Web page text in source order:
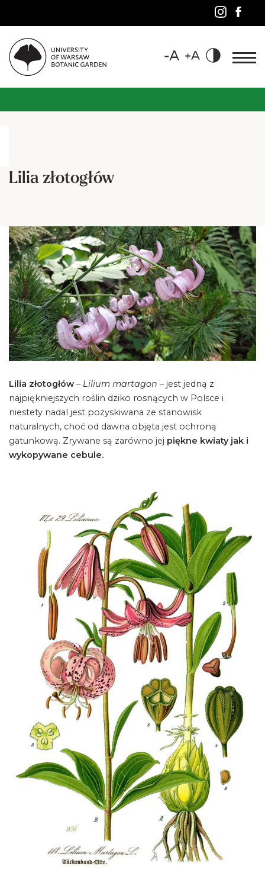
Lilia złotogłów
Lilia złotogłów –Lilium martagon – jest jedną z
najpiękniejszych roślin dziko rosnących w Polsce i
niestety nadal jest pozyskiwana ze stanowisk
naturalnych, choć od dawna objęta jest ochroną
gatunkową. Zrywane są zarówno jej piękne kwiaty jak i
wykopywane cebule.